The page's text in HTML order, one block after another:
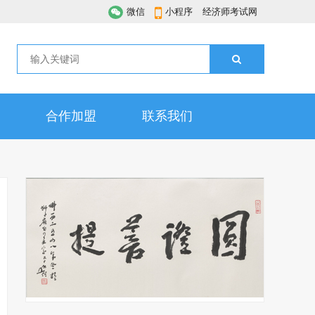
微信 小程序 经济师考试网
合作加盟 联系我们